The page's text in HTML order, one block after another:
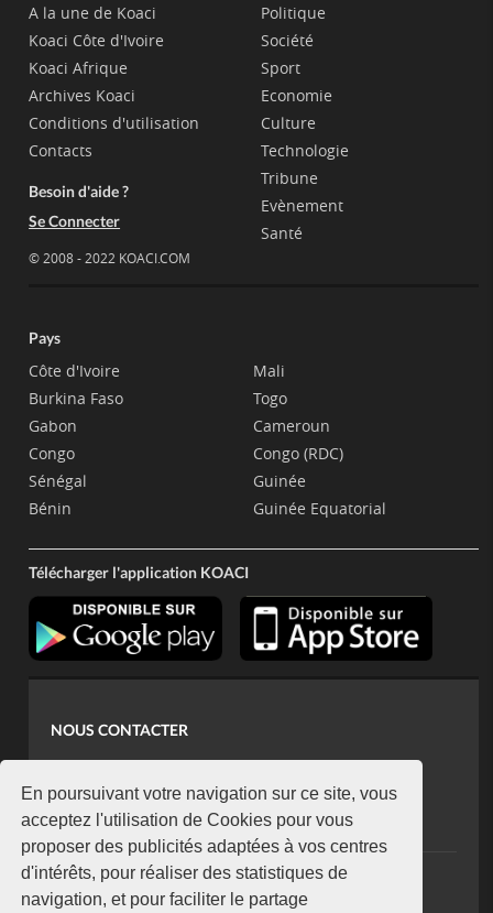
En poursuivant votre navigation sur ce site, vous
acceptez l'utilisation de Cookies pour vous
proposer des publicités adaptées à vos centres
d'intérêts, pour réaliser des statistiques de
navigation, et pour faciliter le partage
A la une de Koaci
Koaci Côte d'Ivoire
Koaci Afrique
Archives Koaci
Conditions d'utilisation
Contacts
Besoin d'aide ?
Se Connecter
© 2008 - 2022 KOACI.COM
Politique
Société
Sport
Economie
Culture
Technologie
Tribune
Evènement
Santé
Pays
Côte d'Ivoire
Burkina Faso
Gabon
Congo
Sénégal
Bénin
Mali
Togo
Cameroun
Congo (RDC)
Guinée
Guinée Equatorial
Télécharger l'application KOACI
NOUS CONTACTER
koaci@yahoo.fr
+225 07 08 85 52 93
NEWSLETTER